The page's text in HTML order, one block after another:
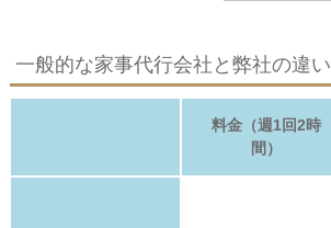
一般的な家事代行会社と弊社の違い
料金（週1回2時
間）